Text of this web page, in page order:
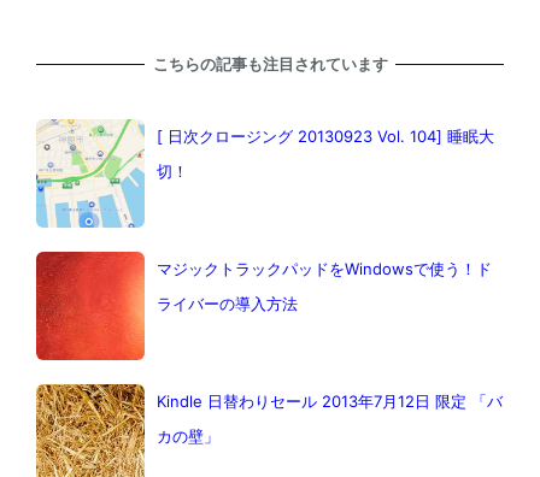
こちらの記事も注目されています
[ 日次クロージング 20130923 Vol. 104] 睡眠大
切！
マジックトラックパッドをWindowsで使う！ド
ライバーの導入方法
Kindle 日替わりセール 2013年7月12日 限定 「バ
カの壁」